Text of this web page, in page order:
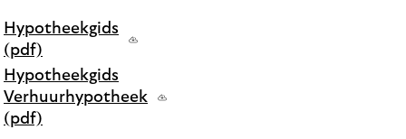
Hypotheekgids
(pdf)
Hypotheekgids
Verhuurhypotheek
(pdf)